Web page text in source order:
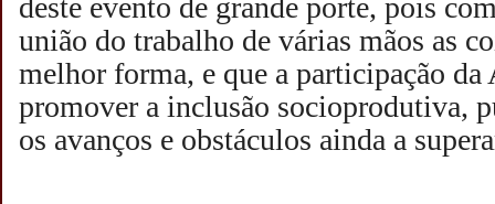
deste evento de grande porte, pois
união do trabalho de várias mãos as
melhor forma, e que a participação
promover a inclusão socioprodutiva,
os avanços e obstáculos ainda a